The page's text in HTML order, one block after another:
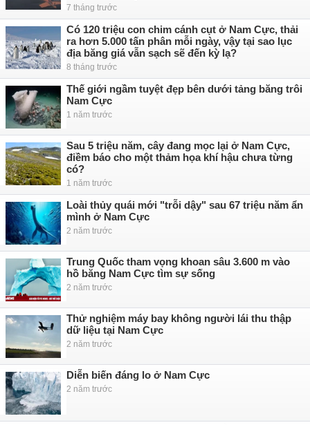
7 tháng trước
Có 120 triệu con chim cánh cụt ở Nam Cực, thải
ra hơn 5.000 tấn phân mỗi ngày, vậy tại sao lục
địa băng giá vẫn sạch sẽ đến kỳ lạ?
8 tháng trước
Thế giới ngầm tuyệt đẹp bên dưới tảng băng trôi
Nam Cực
1 năm trước
Sau 5 triệu năm, cây đang mọc lại ở Nam Cực,
điềm báo cho một thảm họa khí hậu chưa từng
có?
1 năm trước
Loài thủy quái mới "trỗi dậy" sau 67 triệu năm ẩn
mình ở Nam Cực
2 năm trước
Trung Quốc tham vọng khoan sâu 3.600 m vào
hồ băng Nam Cực tìm sự sống
2 năm trước
Thử nghiệm máy bay không người lái thu thập
dữ liệu tại Nam Cực
2 năm trước
Diễn biến đáng lo ở Nam Cực
2 năm trước